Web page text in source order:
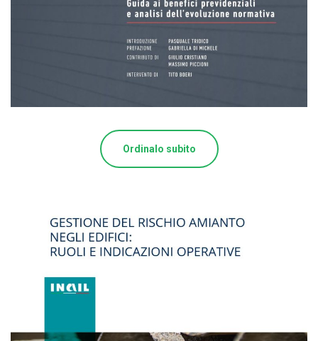
Ordinalo subito